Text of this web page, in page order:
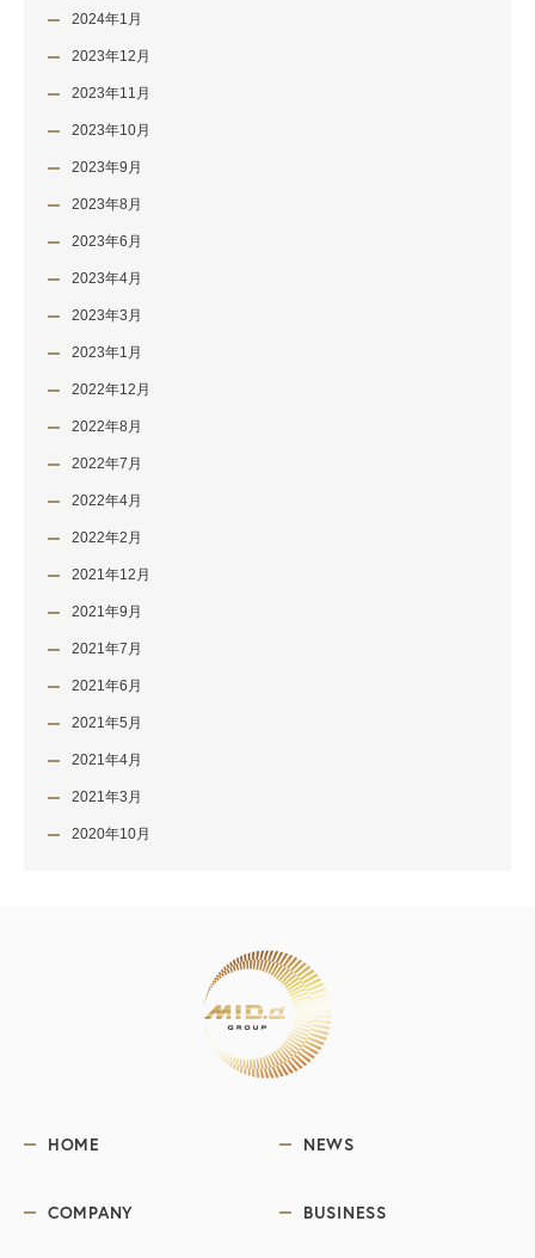
2024年1月
2023年12月
2023年11月
2023年10月
2023年9月
2023年8月
2023年6月
2023年4月
2023年3月
2023年1月
2022年12月
2022年8月
2022年7月
2022年4月
2022年2月
2021年12月
2021年9月
2021年7月
2021年6月
2021年5月
2021年4月
2021年3月
2020年10月
HOME NEWS
COMPANY BUSINESS